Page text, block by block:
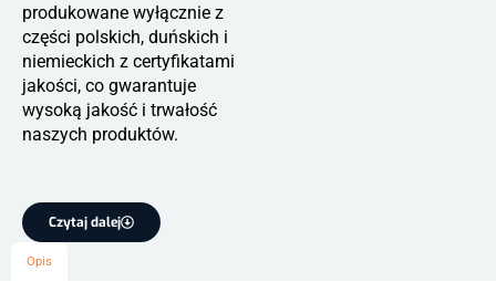
produkowane wyłącznie z
części polskich, duńskich i
niemieckich z certyfikatami
jakości, co gwarantuje
wysoką jakość i trwałość
naszych produktów.
Czytaj dalej
Opis